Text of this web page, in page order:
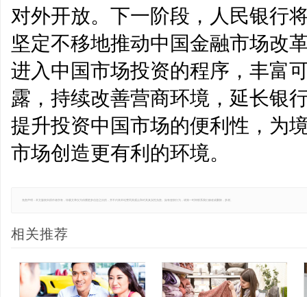
对外开放。下一阶段，人民银行
坚定不移地推动中国金融市场改
进入中国市场投资的程序，丰富
露，持续改善营商环境，延长银
提升投资中国市场的便利性，为
市场创造更有利的环境。
免责声明：本文版权归原作者所有，转载文章仅为传播更多信息之目的，并不代表本站赞同其观点和对其真实性负责。如有侵权行为，请第一时间联系我们修改或删除，多谢。
相关推荐